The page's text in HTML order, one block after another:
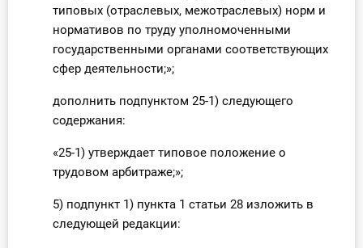
типовых (отраслевых, межотраслевых) норм и
нормативов по труду уполномоченными
государственными органами соответствующих
сфер деятельности;»;
дополнить подпунктом 25-1) следующего
содержания:
«25-1) утверждает типовое положение о
трудовом арбитраже;»;
5) подпункт 1) пункта 1 статьи 28 изложить в
следующей редакции: